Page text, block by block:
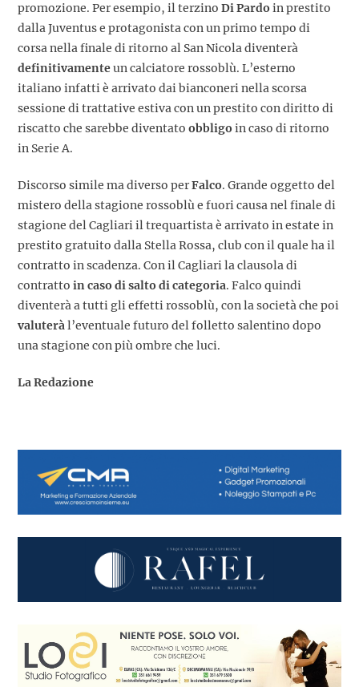
promozione. Per esempio, il terzino Di Pardo in prestito
dalla Juventus e protagonista con un primo tempo di
corsa nella finale di ritorno al San Nicola diventerà
definitivamenteun calciatore rossoblù. L’esterno
italiano infatti è arrivato dai bianconeri nella scorsa
sessione di trattative estiva con un prestito con diritto di
riscatto che sarebbe diventato obbligo in caso di ritorno
in Serie A.
Discorso simile ma diverso perFalco. Grande oggetto del
mistero della stagione rossoblù e fuori causa nel finale di
stagione del Cagliari il trequartista è arrivato in estate in
prestito gratuito dalla Stella Rossa, club con il quale ha il
contratto in scadenza. Con il Cagliari la clausola di
contratto in caso di salto di categoria. Falco quindi
diventerà a tutti gli effetti rossoblù, con la società che poi
valuteràl’eventuale futuro del folletto salentino dopo
una stagione con più ombre che luci.
La Redazione